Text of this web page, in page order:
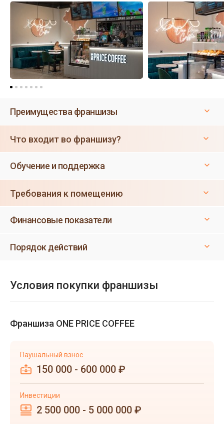
Преимущества франшизы
Что входит во франшизу?
Обучение и поддержка
Требования к помещению
Финансовые показатели
Порядок действий
Условия покупки франшизы
Франшиза ONE PRICE COFFEE
Паушальный взнос
150 000 - 600 000 ₽
Инвестиции
2 500 000 - 5 000 000 ₽